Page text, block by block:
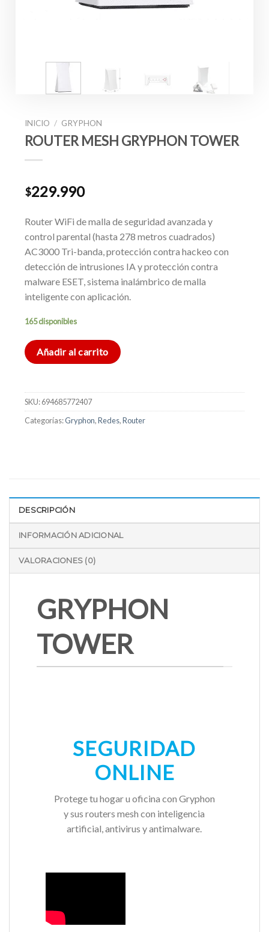
INICIO / GRYPHON
ROUTER MESH GRYPHON TOWER
$229.990
Router WiFi de malla de seguridad avanzada y
control parental (hasta 278 metros cuadrados)
AC3000 Tri-banda, protección contra hackeo con
detección de intrusiones IA y protección contra
malware ESET, sistema inalámbrico de malla
inteligente con aplicación.
165 disponibles
Añadir al carrito
SKU:694685772407
Categorías:Gryphon,Redes,Router
DESCRIPCIÓN
INFORMACIÓN ADICIONAL
VALORACIONES (0)
GRYPHON
TOWER
SEGURIDAD
ONLINE
Protege tu hogar u oficina con Gryphon
y sus routers mesh con inteligencia
artificial, antivirus y antimalware.